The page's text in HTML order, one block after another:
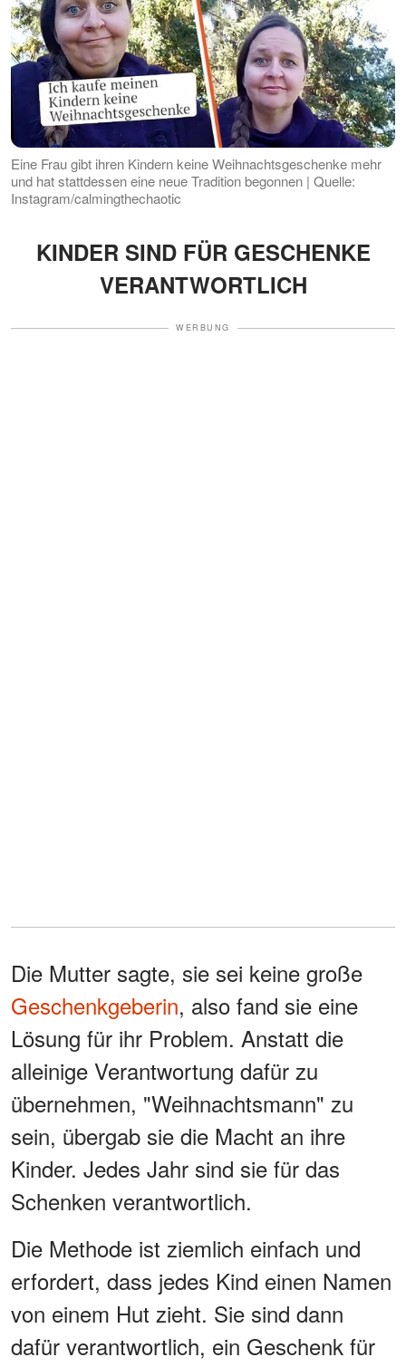
Eine Frau gibt ihren Kindern keine Weihnachtsgeschenke mehr
und hat stattdessen eine neue Tradition begonnen | Quelle:
Instagram/calmingthechaotic
KINDER SIND FÜR GESCHENKE
VERANTWORTLICH
WERBUNG
Die Mutter sagte, sie sei keine große
Geschenkgeberin, also fand sie eine
Lösung für ihr Problem. Anstatt die
alleinige Verantwortung dafür zu
übernehmen, "Weihnachtsmann" zu
sein, übergab sie die Macht an ihre
Kinder. Jedes Jahr sind sie für das
Schenken verantwortlich.
Die Methode ist ziemlich einfach und
erfordert, dass jedes Kind einen Namen
von einem Hut zieht. Sie sind dann
dafür verantwortlich, ein Geschenk für